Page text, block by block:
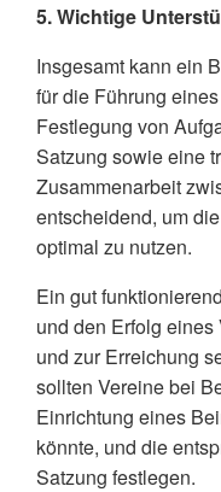
5. Wichtige
Insgesamt kann ein
für die Führung
Festlegung von
Satzung sowie eine
Zusammenarbeit
entscheidend, um
optimal zu nutzen.
Ein gut
und den Erfolg
und zur Erreichung
sollten Vereine bei
Einrichtung eines
könnte, und die
Satzung festlegen.